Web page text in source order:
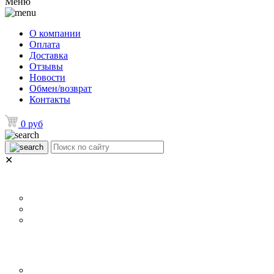
О компании
Оплата
Доставка
Отзывы
Новости
Обмен/возврат
Контакты
0 руб
✕